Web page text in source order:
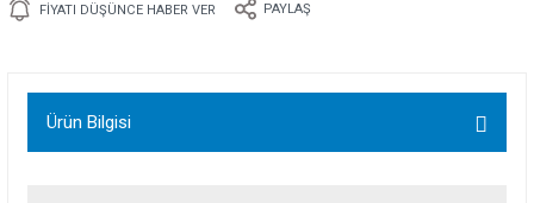
FIYATI DÜŞÜNCE HABER VER PAYLAŞ
Ürün Bilgisi